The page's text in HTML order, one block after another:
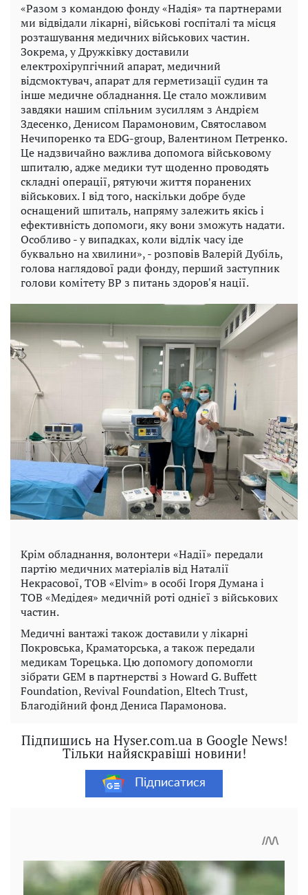
«Разом з командою фонду «Надія» та партнерами
ми відвідали лікарні, військові госпіталі та місця
розташування медичних військових частин.
Зокрема, у Дружківку доставили
електрохірупгічний апарат, медичний
відсмоктувач, апарат для герметизації судин та
інше медичне обладнання. Це стало можливим
завдяки нашим спільним зусиллям з Андрієм
Здесенко, Денисом Парамоновим, Святославом
Нечипоренко та EDG-group, Валентином Петренко.
Це надзвичайно важлива допомога військовому
шпиталю, адже медики тут щоденно проводять
складні операції, рятуючи життя поранених
військових. І від того, наскільки добре буде
оснащений шпиталь, напряму залежить якісь і
ефективність допомоги, яку вони зможуть надати.
Особливо - у випадках, коли відлік часу іде
буквально на хвилини», - розповів Валерій Дубіль,
голова наглядової ради фонду, перший заступник
голови комітету ВР з питань здоровʼя нації.
Крім обладнання, волонтери «Надії» передали
партію медичних матеріалів від Наталії
Некрасової, ТОВ «Elvim» в особі Ігоря Думана і
ТОВ «Медідея» медичній роті однієї з військових
частин.
Медичні вантажі також доставили у лікарні
Покровська, Краматорська, а також передали
медикам Торецька. Цю допомогу допомогли
зібрати GEM в партнерстві з Howard G. Buffett
Foundation, Revival Foundation, Eltech Trust,
Благодійний фонд Дениса Парамонова.
Підпишись на Hyser.com.ua в Google News!
Тільки найяскравіші новини!
Підписатися